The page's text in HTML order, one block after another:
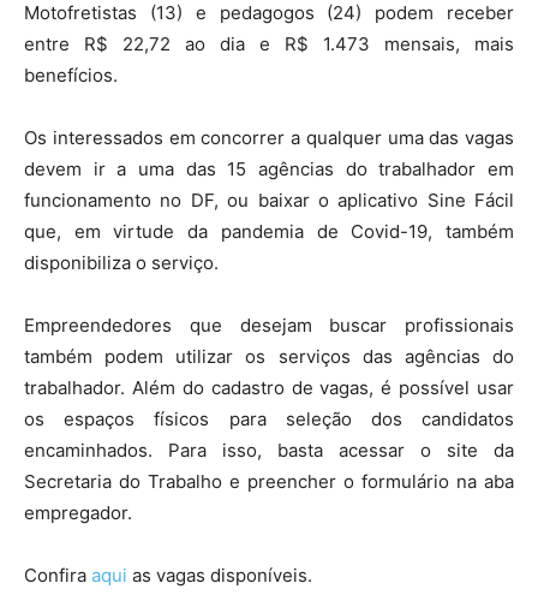
Motofretistas (13) e pedagogos (24) podem receber
entre R$ 22,72 ao dia e R$ 1.473 mensais, mais
benefícios.
Os interessados em concorrer a qualquer uma das vagas
devem ir a uma das 15 agências do trabalhador em
funcionamento no DF, ou baixar o aplicativo Sine Fácil
que, em virtude da pandemia de Covid-19, também
disponibiliza o serviço.
Empreendedores que desejam buscar profissionais
também podem utilizar os serviços das agências do
trabalhador. Além do cadastro de vagas, é possível usar
os espaços físicos para seleção dos candidatos
encaminhados. Para isso, basta acessar o site da
Secretaria do Trabalho e preencher o formulário na aba
empregador.
Confira aqui as vagas disponíveis.